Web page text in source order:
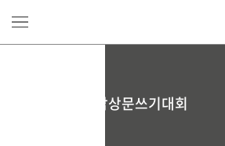
백범일지 독서감상문쓰기대회